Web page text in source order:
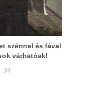
szénnel és fával
várhatóak!
24.